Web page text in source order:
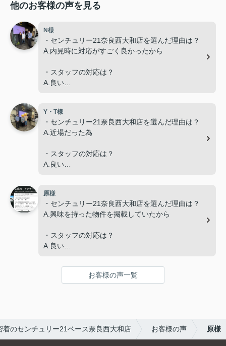
他のお客様の声を見る
N様
・センチュリー21奈良西大和店を選んだ理由は？
A.内見時に対応がすごく良かったから
・スタッフの対応は？
A.良い
A.わかりやすかった
・担当スタッフにメッセージをお願いします。
ださり有難うございました。
Y・T様
・センチュリー21奈良西大和店を選んだ理由は？
A.近場だった為
・スタッフの対応は？
A.良い
A.わかりやすかった
・担当スタッフにメッセージをお願いします。
やりとりもスムーズに進められました。ありがとう
ございます。
原様
・センチュリー21奈良西大和店を選んだ理由は？
A.興味を持った物件を掲載していたから
・スタッフの対応は？
A.良い
・スタッフの説明はわかりやすかったですか？
A.わかりやすかった
最後まで対応していただきありがとうございまし
た
お客様の声一覧
のセンチュリー21ベース奈良西大和店 お客様の声 原様